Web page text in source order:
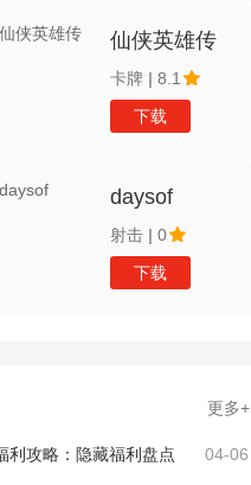
仙侠英雄传
卡牌 | 8.1
下载
daysof
射击 | 0
下载
更多+
利攻略：隐藏福利盘点 04-06